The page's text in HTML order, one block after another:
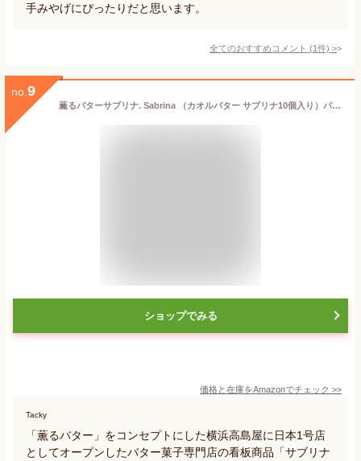
手みやげにぴったりだと思います。
全てのおすすめコメント (1件) >
no. 9
薫るバターサブリナ. Sabrina （カオルバター サブリナ10個入り）パイ菓子 東京土産 手土産 銘菓 手提げバック付
ショップでみる
価格と在庫をAmazonでチェック >>
Tacky
「薫るバター」をコンセプトにした横浜高島屋に日本1号店
としてオープンしたバター菓子専門店の看板商品「サブリナ